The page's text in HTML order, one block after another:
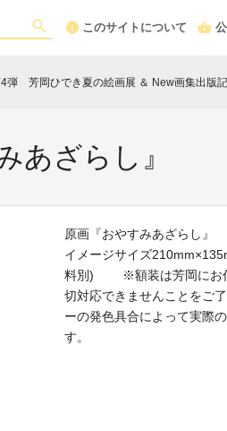
このサイトについて
弾 芳岡ひでき夏の絵画展 ＆ New画集出版
あざらし』
原画『おやすみあざら
イメージサイズ
料別) ※額装は芳岡にお任
切対応できませんことを
ーの発色具合によって実際
す。